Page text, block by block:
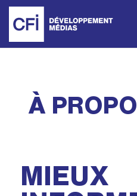
À
MIEUX